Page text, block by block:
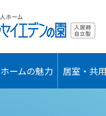
ホームの魅力 居室・共